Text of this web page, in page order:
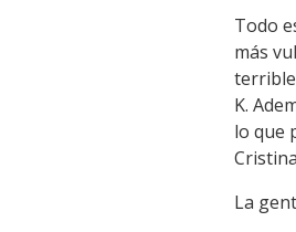
Todo
más
K.
lo que
La